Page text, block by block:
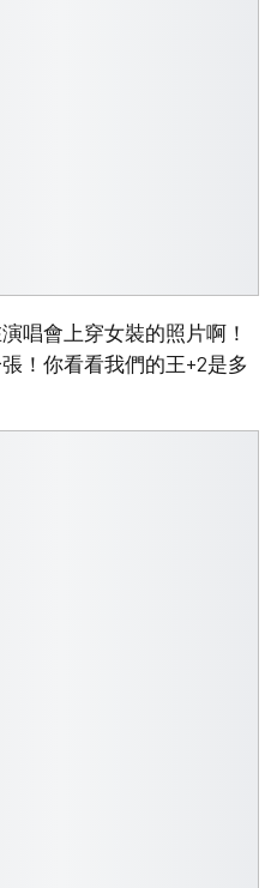
唱會上穿女裝的照片啊！
！你看看我們的王+2是多